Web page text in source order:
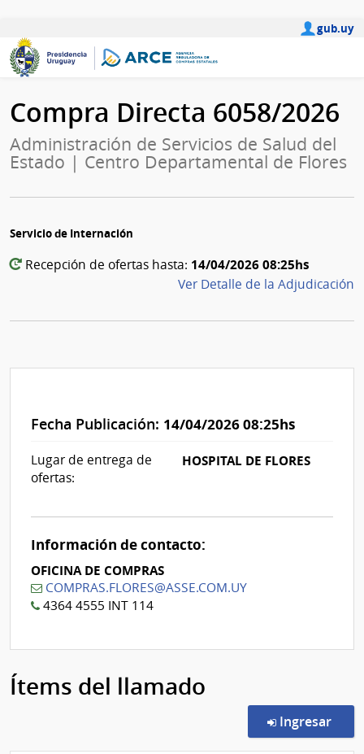
gub.uy
Compra Directa 6058/2026
Administración de Servicios de Salud del
Estado | Centro Departamental de Flores
Servicio de Internación
Recepción de ofertas hasta: 14/04/2026 08:25hs
Ver Detalle de la Adjudicación
Fecha Publicación: 14/04/2026 08:25hs
Lugar de entrega de
ofertas:
HOSPITAL DE FLORES
Información de contacto:
OFICINA DE COMPRAS
COMPRAS.FLORES@ASSE.COM.UY
4364 4555 INT 114
Ítems del llamado
Ingresar